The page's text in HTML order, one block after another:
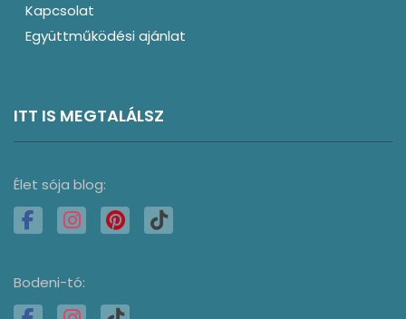
Kapcsolat
Együttműködési ajánlat
ITT IS MEGTALÁLSZ
Élet sója blog:
Bodeni-tó: